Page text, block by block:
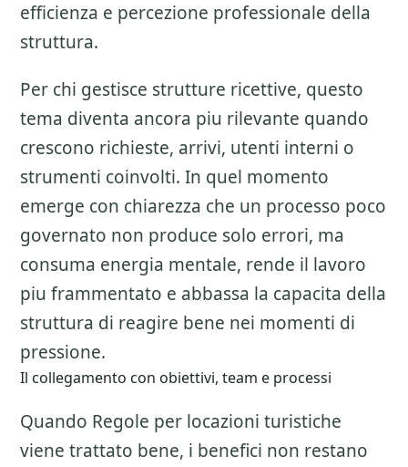
efficienza e percezione professionale della
struttura.
Per chi gestisce strutture ricettive, questo
tema diventa ancora piu rilevante quando
crescono richieste, arrivi, utenti interni o
strumenti coinvolti. In quel momento
emerge con chiarezza che un processo poco
governato non produce solo errori, ma
consuma energia mentale, rende il lavoro
piu frammentato e abbassa la capacita della
struttura di reagire bene nei momenti di
pressione.
Il collegamento con obiettivi, team e processi
Quando Regole per locazioni turistiche
viene trattato bene, i benefici non restano